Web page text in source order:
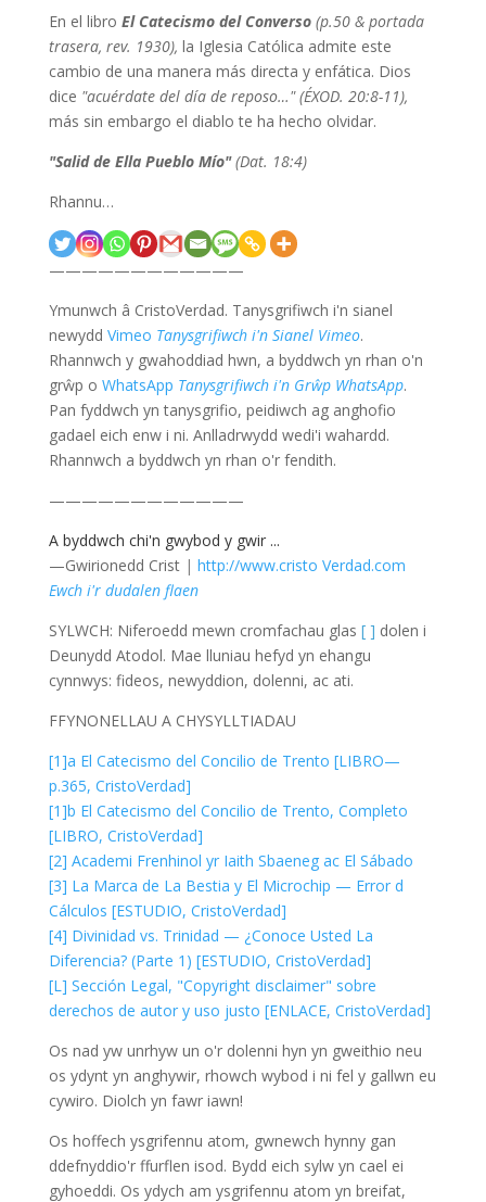
En el libro El Catecismo del Converso(p.50 & portada
trasera, rev. 1930), la Iglesia Católica admite este
cambio de una manera más directa y enfática. Dios
dice "acuérdate del día de reposo…" (ÉXOD. 20:8-11),
más sin embargo el diablo te ha hecho olvidar.
"Salid de Ella Pueblo Mío"(Dat. 18:4)
Rhannu…
————————————
Ymunwch â CristoVerdad. Tanysgrifiwch i'n sianel
newydd Vimeo Tanysgrifiwch i'n Sianel Vimeo.
Rhannwch y gwahoddiad hwn, a byddwch yn rhan o'n
grŵp o WhatsApp Tanysgrifiwch i'n Grŵp WhatsApp.
Pan fyddwch yn tanysgrifio, peidiwch ag anghofio
gadael eich enw i ni. Anlladrwydd wedi'i wahardd.
Rhannwch a byddwch yn rhan o'r fendith.
————————————
A byddwch chi'n gwybod y gwir ...
—Gwirionedd Crist | http://www.cristo Verdad.com
Ewch i'r dudalen flaen
SYLWCH: Niferoedd mewn cromfachau glas [ ] dolen i
Deunydd Atodol. Mae lluniau hefyd yn ehangu
cynnwys: fideos, newyddion, dolenni, ac ati.
FFYNONELLAU A CHYSYLLTIADAU
[1]a El Catecismo del Concilio de Trento [LIBRO—
p.365, CristoVerdad]
[1]b El Catecismo del Concilio de Trento, Completo
[LIBRO, CristoVerdad]
[2] Academi Frenhinol yr Iaith Sbaeneg ac El Sábado
[3] La Marca de La Bestia y El Microchip — Error d
Cálculos [ESTUDIO, CristoVerdad]
[4] Divinidad vs. Trinidad — ¿Conoce Usted La
Diferencia? (Parte 1) [ESTUDIO, CristoVerdad]
[L] Sección Legal, "Copyright disclaimer" sobre
derechos de autor y uso justo [ENLACE, CristoVerdad]
Os nad yw unrhyw un o'r dolenni hyn yn gweithio neu
os ydynt yn anghywir, rhowch wybod i ni fel y gallwn eu
cywiro. Diolch yn fawr iawn!
Os hoffech ysgrifennu atom, gwnewch hynny gan
ddefnyddio'r ffurflen isod. Bydd eich sylw yn cael ei
gyhoeddi. Os ydych am ysgrifennu atom yn breifat,